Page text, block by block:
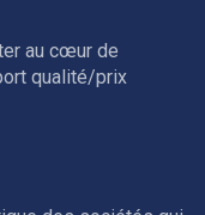
au cœur de
qualité/prix